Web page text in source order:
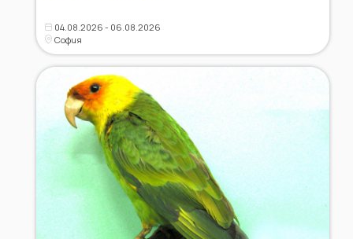
04.08.2026 - 06.08.2026
София